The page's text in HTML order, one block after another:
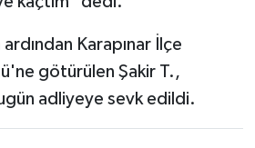
Karapınar İlçe
götürülen Şakir T.,
adliyeye sevk edildi.